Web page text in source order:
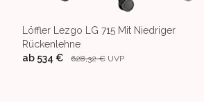
Löffler Lezgo LG 715 Mit Niedriger
Rückenlehne
ab 534 € 628,32 € UVP